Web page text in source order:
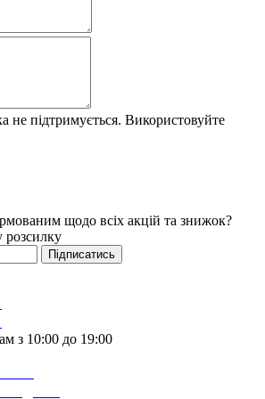
не підтримується. Використовуйте
щодо всіх акцій та знижок?
розсилку
Підписатись
з 10:00 до 19:00